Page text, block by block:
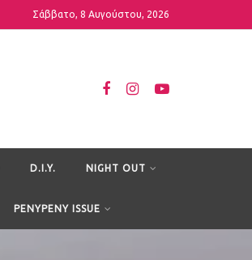
Σάββατο, 8 Αυγούστου, 2026
D.I.Y. NIGHT OUT
PENYPENY ISSUE